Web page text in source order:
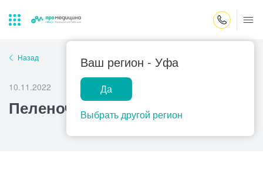
Ваш регион - Уфа
Да
Выбрать другой регион
Лабораторная
диагностика
ПроМедицина
онлайн
Закрыть поиск
Популярные запросы
Прием врача-гинеколога
Назад
10.11.2022
Пеленочный дерматит